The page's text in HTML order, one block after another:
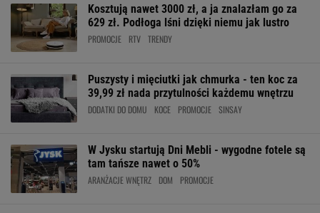
Kosztują nawet 3000 zł, a ja znalazłam go za
629 zł. Podłoga lśni dzięki niemu jak lustro
PROMOCJE RTV TRENDY
Puszysty i mięciutki jak chmurka - ten koc za
39,99 zł nada przytulności każdemu wnętrzu
DODATKI DO DOMU KOCE PROMOCJE SINSAY
W Jysku startują Dni Mebli - wygodne fotele są
tam tańsze nawet o 50%
ARANŻACJE WNĘTRZ DOM PROMOCJE